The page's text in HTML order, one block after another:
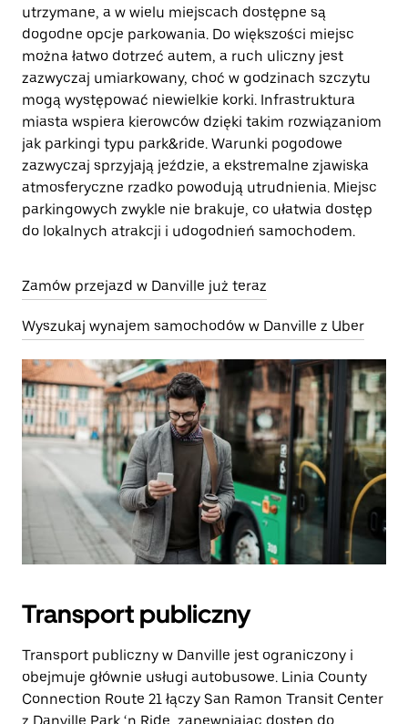
utrzymane, a w wielu miejscach dostępne są
dogodne opcje parkowania. Do większości miejsc
można łatwo dotrzeć autem, a ruch uliczny jest
zazwyczaj umiarkowany, choć w godzinach szczytu
mogą występować niewielkie korki. Infrastruktura
miasta wspiera kierowców dzięki takim rozwiązaniom
jak parkingi typu park&ride. Warunki pogodowe
zazwyczaj sprzyjają jeździe, a ekstremalne zjawiska
atmosferyczne rzadko powodują utrudnienia. Miejsc
parkingowych zwykle nie brakuje, co ułatwia dostęp
do lokalnych atrakcji i udogodnień samochodem.
Zamów przejazd w Danville już teraz
Wyszukaj wynajem samochodów w Danville z Uber
Transport publiczny
Transport publiczny w Danville jest ograniczony i
obejmuje głównie usługi autobusowe. Linia County
Connection Route 21 łączy San Ramon Transit Center